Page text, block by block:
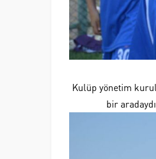
Kulüp yönetim
bir